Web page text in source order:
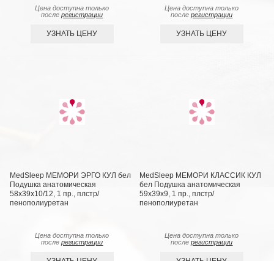
Цена доступна только
послерегистрации
УЗНАТЬ ЦЕНУ
Цена доступна только
послерегистрации
УЗНАТЬ ЦЕНУ
MedSleep МЕМОРИ ЭРГО КУЛ бел
Подушка анатомическая
58x39x10/12, 1 пр., плстр/
пенополиуретан
Цена доступна только
послерегистрации
MedSleep МЕМОРИ КЛАССИК КУЛ
бел Подушка анатомическая
59x39x9, 1 пр., плстр/
пенополиуретан
Цена доступна только
послерегистрации